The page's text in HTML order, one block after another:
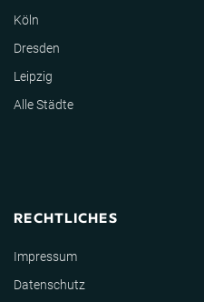
Köln
Dresden
Leipzig
Alle Städte
RECHTLICHES
Impressum
Datenschutz